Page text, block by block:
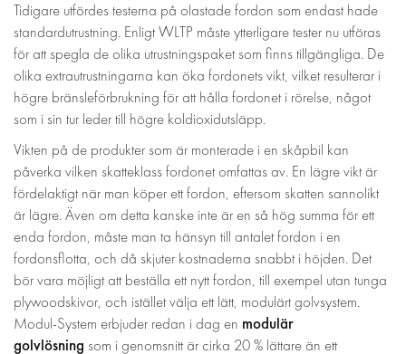
Tidigare utfördes testerna på olastade fordon som endast hade
standardutrustning. Enligt WLTP måste ytterligare tester nu utföras
för att spegla de olika utrustningspaket som finns tillgängliga. De
olika extrautrustningarna kan öka fordonets vikt, vilket resulterar i
högre bränsleförbrukning för att hålla fordonet i rörelse, något
som i sin tur leder till högre koldioxidutsläpp.
Vikten på de produkter som är monterade i en skåpbil kan
påverka vilken skatteklass fordonet omfattas av. En lägre vikt är
fördelaktigt när man köper ett fordon, eftersom skatten sannolikt
är lägre. Även om detta kanske inte är en så hög summa för ett
enda fordon, måste man ta hänsyn till antalet fordon i en
fordonsflotta, och då skjuter kostnaderna snabbt i höjden. Det
bör vara möjligt att beställa ett nytt fordon, till exempel utan tunga
plywoodskivor, och istället välja ett lätt, modulärt golvsystem.
Modul-System erbjuder redan i dag en modulär
golvlösning som i genomsnitt är cirka 20 % lättare än ett